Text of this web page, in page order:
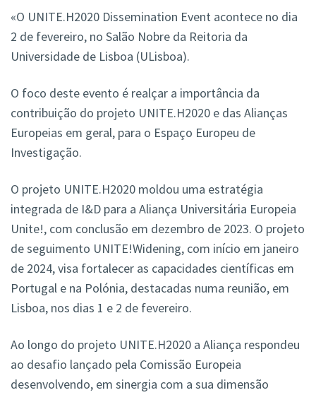
«O UNITE.H2020 Dissemination Event acontece no dia
2 de fevereiro, no Salão Nobre da Reitoria da
Universidade de Lisboa (ULisboa).
O foco deste evento é realçar a importância da
contribuição do projeto UNITE.H2020 e das Alianças
Europeias em geral, para o Espaço Europeu de
Investigação.
O projeto UNITE.H2020 moldou uma estratégia
integrada de I&D para a Aliança Universitária Europeia
Unite!, com conclusão em dezembro de 2023. O projeto
de seguimento UNITE!Widening, com início em janeiro
de 2024, visa fortalecer as capacidades científicas em
Portugal e na Polónia, destacadas numa reunião, em
Lisboa, nos dias 1 e 2 de fevereiro.
Ao longo do projeto UNITE.H2020 a Aliança respondeu
ao desafio lançado pela Comissão Europeia
desenvolvendo, em sinergia com a sua dimensão